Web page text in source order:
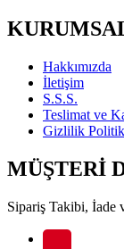
Hakkımızda
İletişim
S.S.S.
Teslimat ve
Gizlilik
MÜŞTERİ
Sipariş Takibi, İade